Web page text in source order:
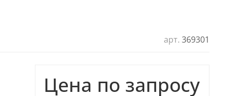
арт. 369301
Цена по запросу